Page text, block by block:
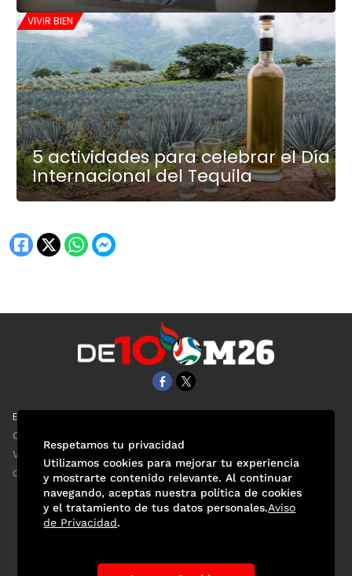
VIVIR BIEN
5 actividades para celebrar el Día
Internacional del Tequila
EL UNIVERSAL
Clase
ViveUSA
Confabulario
Respetamos tu privacidad
Utilizamos cookies para mejorar tu experiencia
y mostrarte contenido relevante. Al continuar
navegando, aceptas nuestra política de cookies
y el tratamiento de tus datos personales.Aviso
de Privacidad.